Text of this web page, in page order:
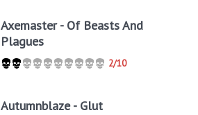
Axemaster - Of Beasts And
Plagues
2/10
Autumnblaze - Glut